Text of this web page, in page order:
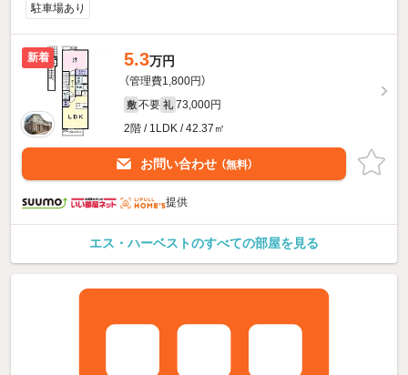
駐車場あり
新着 5.3万円
（管理費1,800円）
敷 不要 礼 73,000円
2階 / 1LDK / 42.37㎡
お問い合わせ （無料）
提供
エス・ハーベストのすべての部屋を見る